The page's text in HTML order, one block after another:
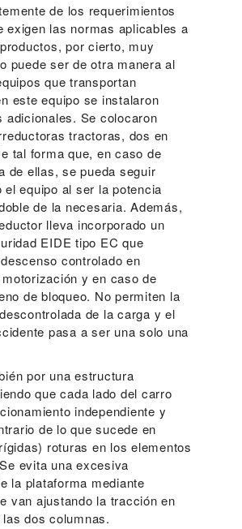
de los requerimientos
exigen las normas aplicables a
por cierto, muy
puede ser de otra manera al
que transportan
este equipo se instalaron
adicionales. Se colocaron
tractoras, dos en
tal forma que, en caso de
de ellas, se pueda seguir
el equipo al ser la potencia
de la necesaria. Además,
lleva incorporado un
EIDE tipo EC que
controlado en
y en caso de
de bloqueo. No permiten la
de la carga y el
pasa a ser una solo una
por una estructura
que cada lado del carro
independiente y
de lo que sucede en
roturas en los elementos
evita una excesiva
la plataforma mediante
van ajustando la tracción en
dos columnas.